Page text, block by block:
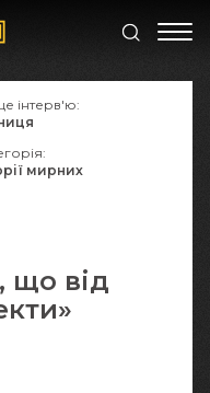
що від
інтерв'ю:
мирних